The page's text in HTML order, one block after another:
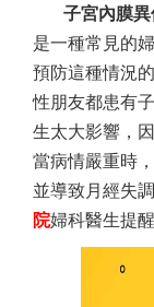
子宮內膜
是一種常見的
預防這種情況
性朋友都患有
生太大影響，
當病情嚴重時
並導致月經失
院婦科醫生提